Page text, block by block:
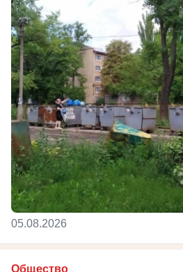
05.08.2026
Общество